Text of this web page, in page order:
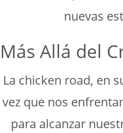
nuevas
Más Allá del
La chicken road, en
vez que nos
para alcanzar